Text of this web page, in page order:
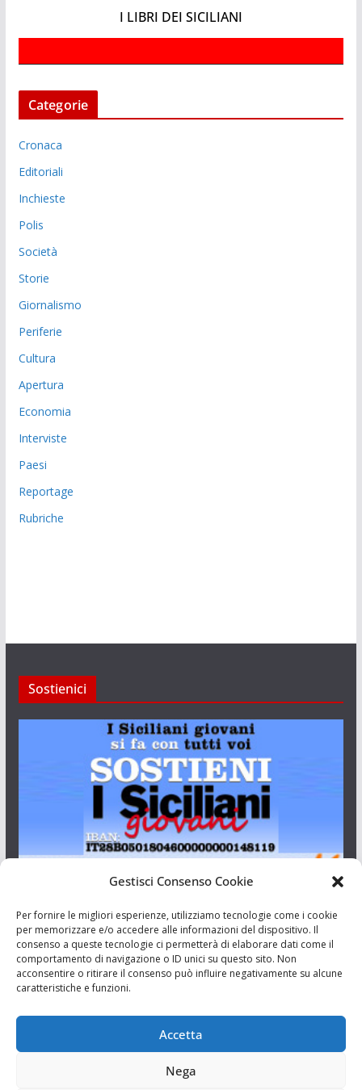
Gestisci Consenso Cookie
Per fornire le migliori esperienze, utilizziamo tecnologie come i cookie
per memorizzare e/o accedere alle informazioni del dispositivo. Il
consenso a queste tecnologie ci permetterà di elaborare dati come il
comportamento di navigazione o ID unici su questo sito. Non
acconsentire o ritirare il consenso può influire negativamente su alcune
caratteristiche e funzioni.
Accetta
Nega
I LIBRI DEI SICILIANI
Categorie
Cronaca
Editoriali
Inchieste
Polis
Società
Storie
Giornalismo
Periferie
Cultura
Apertura
Economia
Interviste
Paesi
Reportage
Rubriche
Sostienici
Aut. del tribunale di Catania n.23/2011 del 20/09/2011 Dir.
Resp. Riccardo Orioles.
Associazione Culturale I Siciliani Giovani
via Randazzo 27 Catania